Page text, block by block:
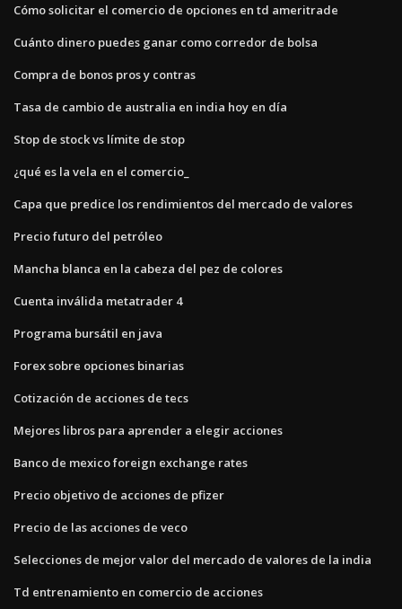
Cómo solicitar el comercio de opciones en td ameritrade
Cuánto dinero puedes ganar como corredor de bolsa
Compra de bonos pros y contras
Tasa de cambio de australia en india hoy en día
Stop de stock vs límite de stop
¿qué es la vela en el comercio_
Capa que predice los rendimientos del mercado de valores
Precio futuro del petróleo
Mancha blanca en la cabeza del pez de colores
Cuenta inválida metatrader 4
Programa bursátil en java
Forex sobre opciones binarias
Cotización de acciones de tecs
Mejores libros para aprender a elegir acciones
Banco de mexico foreign exchange rates
Precio objetivo de acciones de pfizer
Precio de las acciones de veco
Selecciones de mejor valor del mercado de valores de la india
Td entrenamiento en comercio de acciones